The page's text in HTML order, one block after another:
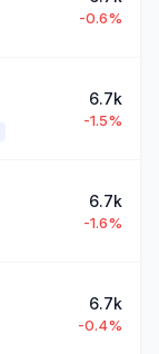
-0.6%
6.7k
-1.5%
6.7k
-1.6%
6.7k
-0.4%